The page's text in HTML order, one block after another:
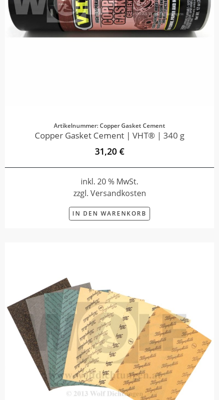
Artikelnummer: Copper Gasket Cement
Copper Gasket Cement | VHT® | 340 g
31,20 €
inkl. 20 % MwSt.
zzgl. Versandkosten
IN DEN WARENKORB